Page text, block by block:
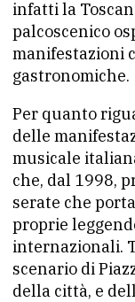
infatti la
palcoscenico
manifestazioni
gastronomiche.
Per quanto
delle
musicale
che, dal 1998,
serate che
proprie
internazionali.
scenario di
della città, e